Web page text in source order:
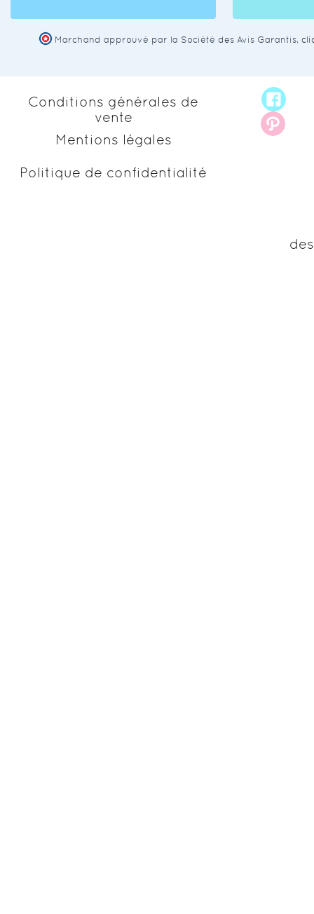
Marchand approuvé par la Société des Avis Garantis,
Conditions générales de
vente
Mentions légales
Politique de confidentialité